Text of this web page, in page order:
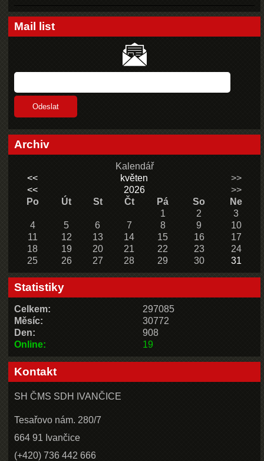
Mail list
Archiv
Kalendář
<<
květen
>>
<<
2026
>>
Po
Út St Čt Pá So
Ne
1
2
3
4
5 6 7 8 9
10
11
12 13 14 15 16
17
18
19 20 21 22 23
24
25
26 27 28 29 30 31
Statistiky
Online: 19
Celkem:
297085
Měsíc:
30772
Den:
908
Kontakt
SH ČMS SDH IVANČICE
Tesařovo nám. 280/7
664 91 Ivančice
(+420) 736 442 666